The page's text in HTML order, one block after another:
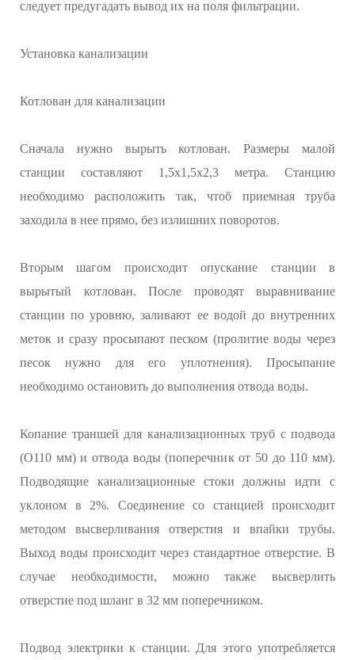
следует предугадать вывод их на поля фильтрации.
Установка канализации
Котлован для канализации
Сначала нужно вырыть котлован. Размеры малой
станции составляют 1,5х1,5х2,3 метра. Станцию
необходимо расположить так, чтоб приемная труба
заходила в нее прямо, без излишних поворотов.
Вторым шагом происходит опускание станции в
вырытый котлован. После проводят выравнивание
станции по уровню, заливают ее водой до внутренних
меток и сразу просыпают песком (пролитие воды через
песок нужно для его уплотнения). Просыпание
необходимо остановить до выполнения отвода воды.
Копание траншей для канализационных труб с подвода
(O110 мм) и отвода воды (поперечник от 50 до 110 мм).
Подводящие канализационные стоки должны идти с
уклоном в 2%. Соединение со станцией происходит
методом высверливания отверстия и впайки трубы.
Выход воды происходит через стандартное отверстие. В
случае необходимости, можно также высверлить
отверстие под шланг в 32 мм поперечником.
Подвод электрики к станции. Для этого употребляется